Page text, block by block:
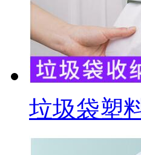
垃圾袋塑